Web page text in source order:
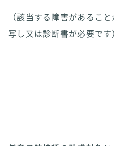
（該当する障害があるこ
写し又は診断書が必要です